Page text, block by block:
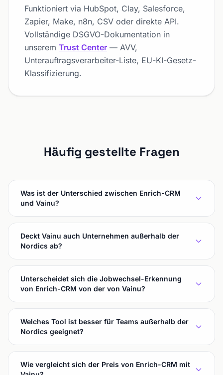
Funktioniert via HubSpot, Clay, Salesforce,
Zapier, Make, n8n, CSV oder direkte API.
Vollständige DSGVO-Dokumentation in
unserem Trust Center — AVV,
Unterauftragsverarbeiter-Liste, EU-KI-Gesetz-
Klassifizierung.
Häufig gestellte Fragen
Was ist der Unterschied zwischen Enrich-CRM
und Vainu?
Deckt Vainu auch Unternehmen außerhalb der
Nordics ab?
Unterscheidet sich die Jobwechsel-Erkennung
von Enrich-CRM von der von Vainu?
Welches Tool ist besser für Teams außerhalb der
Nordics geeignet?
Wie vergleicht sich der Preis von Enrich-CRM mit